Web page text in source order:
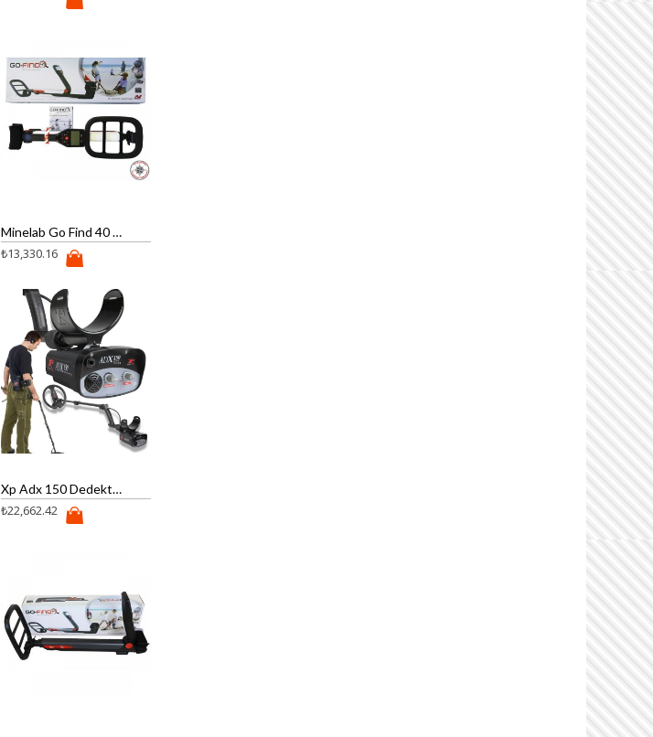
Minelab Go Find 40 Dedektör
₺13,330.16
Xp Adx 150 Dedektör
₺22,662.42